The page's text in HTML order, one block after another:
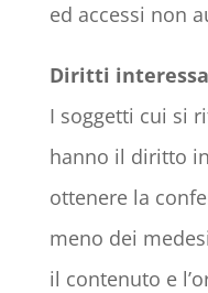
ed accessi non
Diritti
I soggetti cui si
hanno il diritto
ottenere la
meno dei
il contenuto e